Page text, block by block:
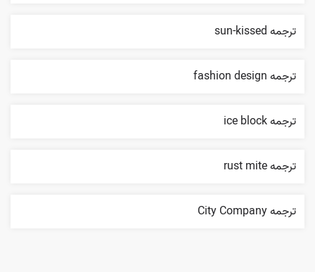
ترجمه sun-kissed
ترجمه fashion design
ترجمه ice block
ترجمه rust mite
ترجمه City Company